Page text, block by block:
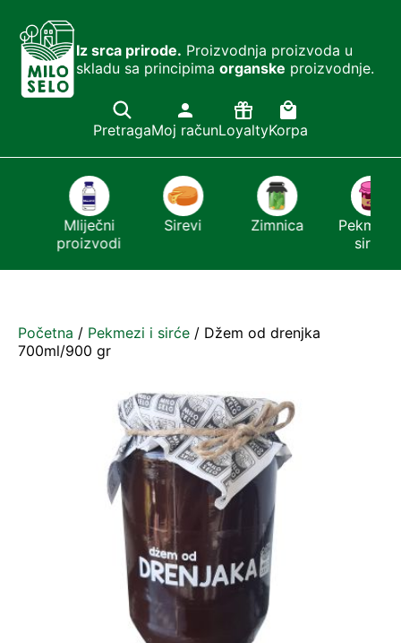
Iz srca prirode. Proizvodnja proizvoda u
skladu sa principima organske proizvodnje.
PretragaMoj računLoyaltyKorpa
Mliječni
proizvodi
Sirevi Zimnica
Pekmezi i
sirće
Početna / Pekmezi i sirće / Džem od drenjka
700ml/900 gr